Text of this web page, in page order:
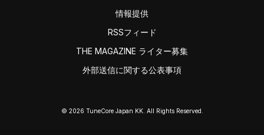
情報提供
RSSフィード
THE MAGAZINE ライター募集
外部送信に関する公表事項
© 2026 TuneCore Japan KK. All Rights Reserved.